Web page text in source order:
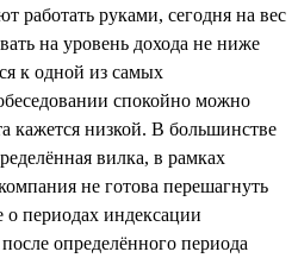
работать руками, сегодня на вес
на уровень дохода не ниже
к одной из самых
спокойно можно
кажется низкой. В большинстве
вилка, в рамках
не готова перешагнуть
периодах индексации
определённого периода